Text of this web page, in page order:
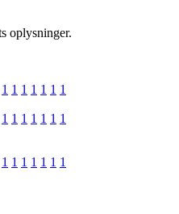
oplysninger.
1 1 1 1 1 1 1
1 1 1 1 1 1 1
1 1 1 1 1 1 1